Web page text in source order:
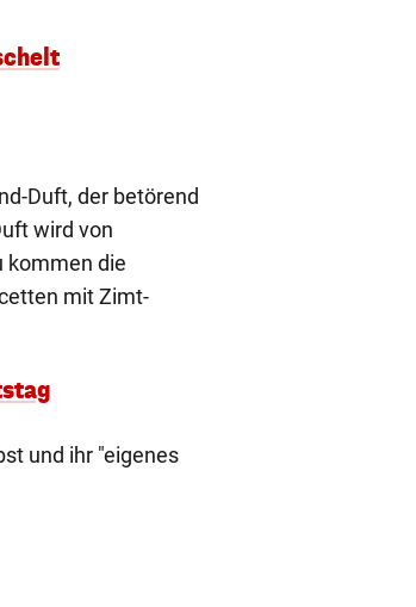
Duft, der betörend
wird von
kommen die
mit Zimt-
und ihr "eigenes